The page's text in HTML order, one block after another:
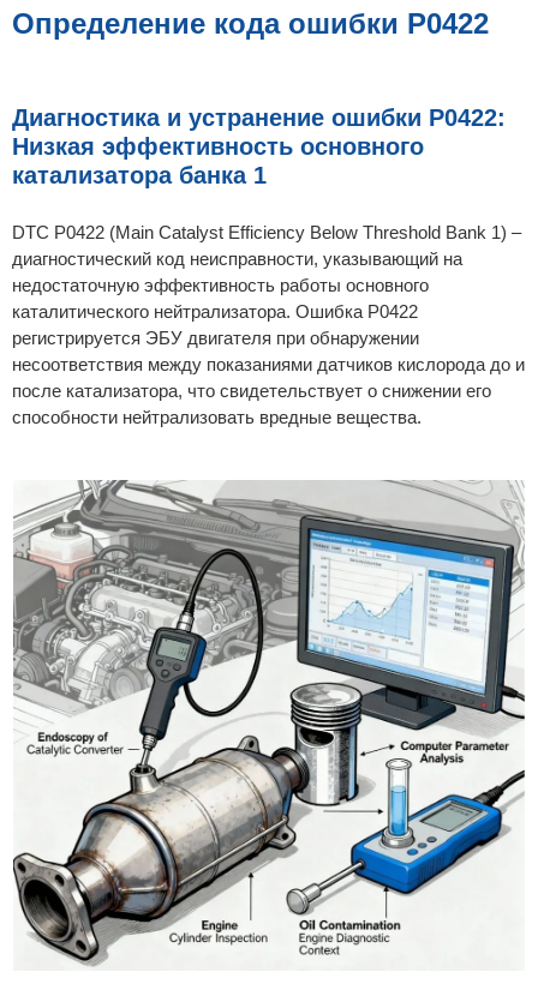
щ
е
Определение кода ошибки P0422
Диагностика и устранение ошибки P0422:
Низкая эффективность основного
катализатора банка 1
DTC P0422 (Main Catalyst Efficiency Below Threshold Bank 1) –
диагностический код неисправности, указывающий на
недостаточную эффективность работы основного
каталитического нейтрализатора. Ошибка P0422
регистрируется ЭБУ двигателя при обнаружении
несоответствия между показаниями датчиков кислорода до и
после катализатора, что свидетельствует о снижении его
способности нейтрализовать вредные вещества.